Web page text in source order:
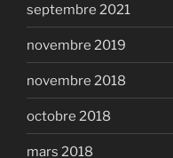
septembre 2021
novembre 2019
novembre 2018
octobre 2018
mars 2018